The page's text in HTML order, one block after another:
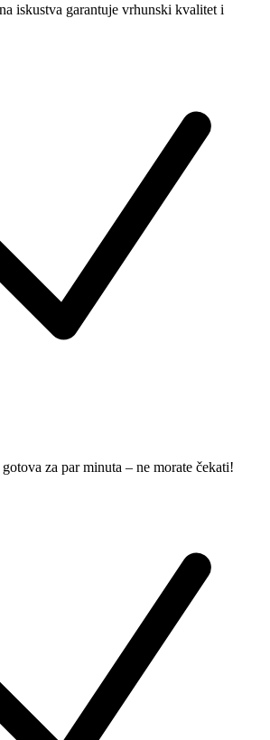
iskustva garantuje vrhunski kvalitet i
za par minuta – ne morate čekati!